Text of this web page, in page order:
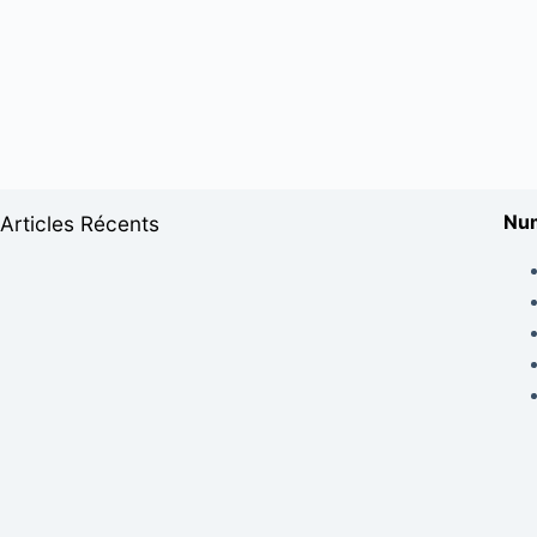
Articles Récents